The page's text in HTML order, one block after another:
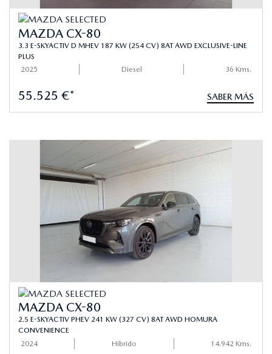
MAZDA CX-80
3.3 E-SKYACTIV D MHEV 187 KW (254 CV) 8AT AWD EXCLUSIVE-LINE
PLUS
2025
Diesel 36 Kms.
55.525 €* SABER MÁS
MAZDA CX-80
2.5 E-SKYACTIV PHEV 241 KW (327 CV) 8AT AWD HOMURA
CONVENIENCE
2024
Hibrido 14.942 Kms.